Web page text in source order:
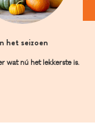
het seizoen
wat nú het lekkerste is.